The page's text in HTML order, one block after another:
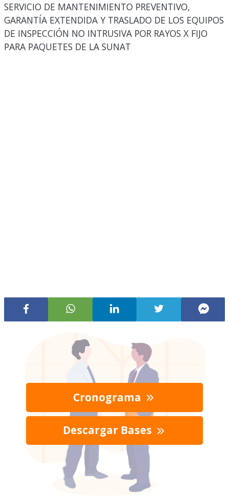
SERVICIO DE MANTENIMIENTO PREVENTIVO,
GARANTÍA EXTENDIDA Y TRASLADO DE LOS EQUIPOS
DE INSPECCIÓN NO INTRUSIVA POR RAYOS X FIJO
PARA PAQUETES DE LA SUNAT
Cronograma
Descargar Bases